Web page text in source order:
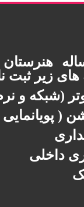
زیر ثبت
(شبکه و
(
داخلی